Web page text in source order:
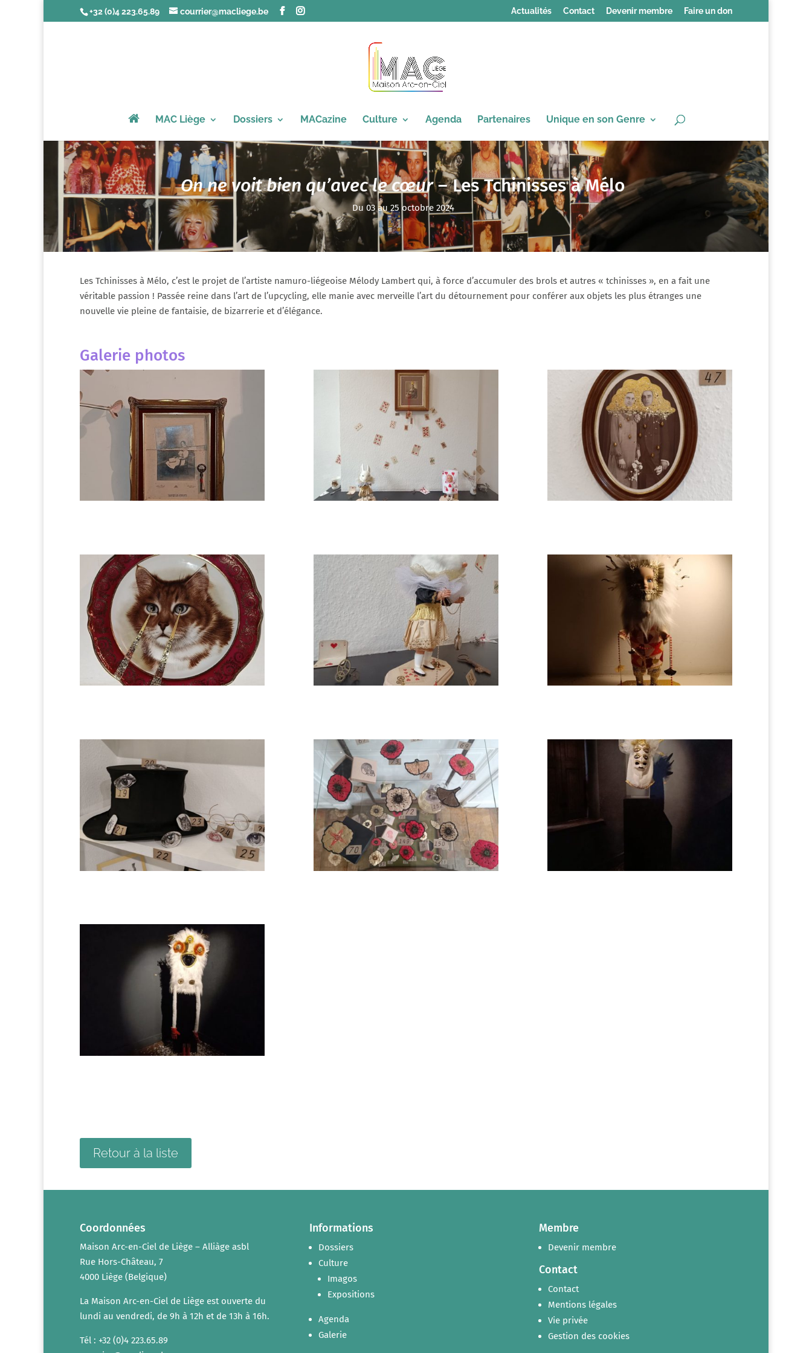
+32 (0)4 223.65.89 courrier@macliege.be Actualités Contact Devenir membre Faire un don
MAC Liège Dossiers MACazine Culture Agenda Partenaires Unique en son Genre
On ne voit bien qu’avec le cœur– Les Tchinisses à Mélo
Du 03 au 25 octobre 2024
Les Tchinisses à Mélo, c’est le projet de l’artiste namuro-liégeoise Mélody Lambert qui, à force d’accumuler des brols et autres « tchinisses », en a fait une
véritable passion ! Passée reine dans l’art de l’upcycling, elle manie avec merveille l’art du détournement pour conférer aux objets les plus étranges une
nouvelle vie pleine de fantaisie, de bizarrerie et d’élégance.
Galerie photos
Retour à la liste
Coordonnées
Maison Arc-en-Ciel de Liège – Alliàge asbl
Rue Hors-Château, 7
4000 Liège (Belgique)
La Maison Arc-en-Ciel de Liège est ouverte du
lundi au vendredi, de 9h à 12h et de 13h à 16h.
Tél : +32 (0)4 223.65.89
Informations
Dossiers
Culture
Imagos
Expositions
Agenda
Galerie
Membre
Devenir membre
Contact
Contact
Mentions légales
Vie privée
Gestion des cookies